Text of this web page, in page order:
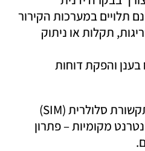
תלויים במערכות הקירור
תקלות או ניתוק
והפקת דוחות
המערכת פועלת על גבי תקשורת סלולרית (SIM)
מקומיות – פתרון